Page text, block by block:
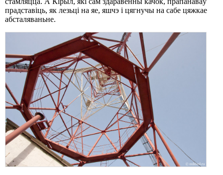
прадставіць, як лезьці на яе, яшчэ і цягнучы на сабе цяжкае
абсталяваньне.